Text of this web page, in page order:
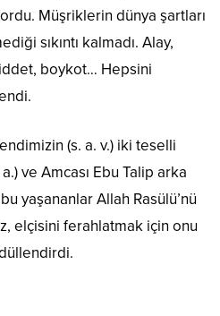
Müşriklerin dünya şartları
sıkıntı kalmadı. Alay,
boykot… Hepsini
(s. a. v.) iki teselli
ve Amcası Ebu Talip arka
yaşananlar Allah Rasülü’nü
elçisini ferahlatmak için onu